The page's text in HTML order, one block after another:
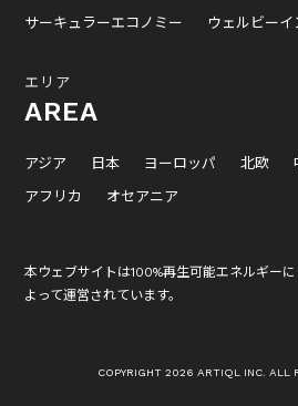
サーキュラーエコノミー
ウェルビーイ
エリア
AREA
アジア 日本 ヨーロッパ 北欧
アフリカ
オセアニア
本ウェブサイトは100%再生可能エネルギーに
よって運営されています。
COPYRIGHT 2026 ARTIQL INC. ALL